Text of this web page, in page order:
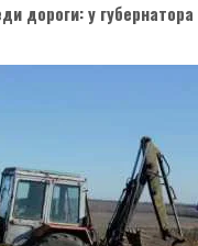
дороги: у